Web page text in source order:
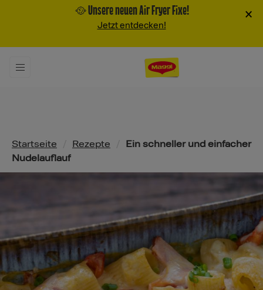
🥘 Unsere neuen Air Fryer Fixe!
Jetzt entdecken!
×
Pfadnavigation
Startseite Rezepte
Ein schneller und einfacher
Nudelauflauf